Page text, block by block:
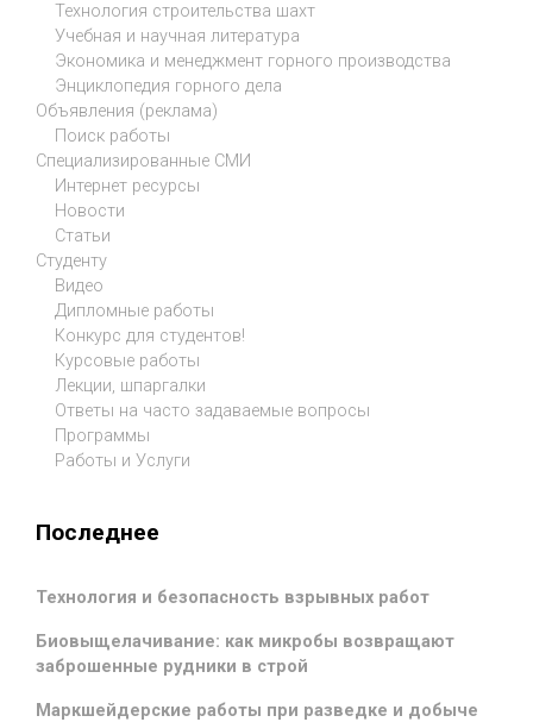
Технология строительства шахт
Учебная и научная литература
Экономика и менеджмент горного производства
Энциклопедия горного дела
Объявления (реклама)
Поиск работы
Специализированные СМИ
Интернет ресурсы
Новости
Статьи
Студенту
Видео
Дипломные работы
Конкурс для студентов!
Курсовые работы
Лекции, шпаргалки
Ответы на часто задаваемые вопросы
Программы
Работы и Услуги
Последнее
Технология и безопасность взрывных работ
Биовыщелачивание: как микробы возвращают
заброшенные рудники в строй
Маркшейдерские работы при разведке и добыче